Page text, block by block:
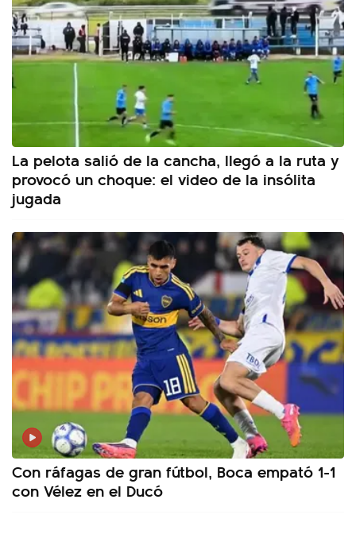
La pelota salió de la cancha, llegó a la ruta y
provocó un choque: el video de la insólita
jugada
Con ráfagas de gran fútbol, Boca empató 1-1
con Vélez en el Ducó